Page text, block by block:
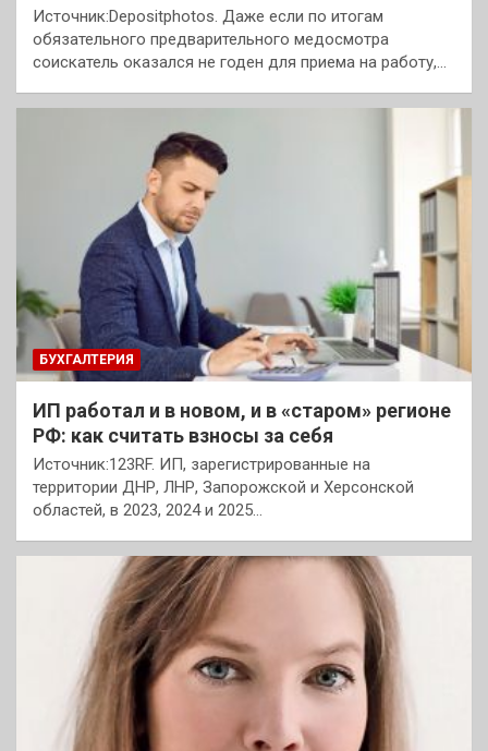
Источник:Depositphotos. Даже если по итогам
обязательного предварительного медосмотра
соискатель оказался не годен для приема на работу,…
БУХГАЛТЕРИЯ
ИП работал и в новом, и в «старом» регионе
РФ: как считать взносы за себя
Источник:123RF. ИП, зарегистрированные на
территории ДНР, ЛНР, Запорожской и Херсонской
областей, в 2023, 2024 и 2025…